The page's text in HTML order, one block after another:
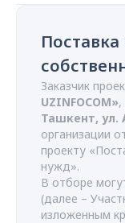
Поставка
Заказчик
UZINFOCOM»,
Ташкент, ул.
организации
проекту
нужд».
В отборе
(далее –
изложенным